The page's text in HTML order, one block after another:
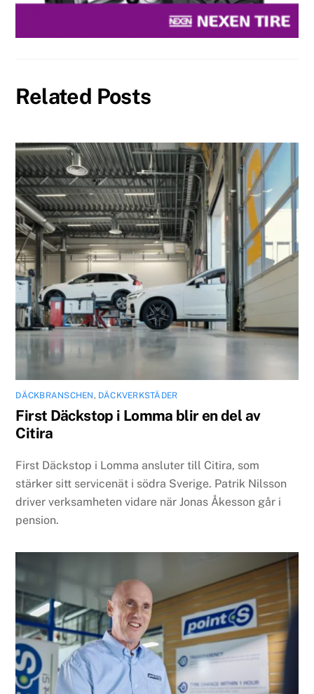
Related Posts
DÄCKBRANSCHEN , DÄCKVERKSTÄDER
First Däckstop i Lomma blir en del av
Citira
First Däckstop i Lomma ansluter till Citira, som
stärker sitt servicenät i södra Sverige. Patrik Nilsson
driver verksamheten vidare när Jonas Åkesson går i
pension.